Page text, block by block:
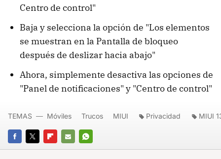
Centro de control"
Baja y selecciona la opción de "Los elementos
se muestran en la Pantalla de bloqueo
después de deslizar hacia abajo"
Ahora, simplemente desactiva las opciones de
"Panel de notificaciones" y "Centro de control"
FACEBOOK
TWITTERFLIPBOARD
E-
WHATSAPP
TEMAS Móviles Trucos MIUI Privacidad MIUI